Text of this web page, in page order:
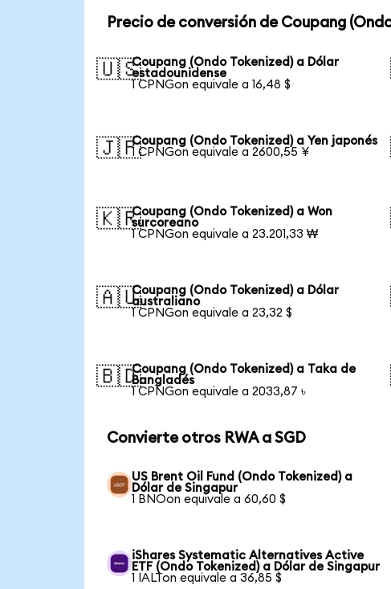
Precio de conversión de Coupang
🇺🇸Coupang (Ondo Tokenized) a Dólar
estadounidense
1 CPNGon equivale a 16,48 $
🇯🇵Coupang (Ondo Tokenized) a Yen japonés
1 CPNGon equivale a 2600,55 ¥
🇰🇷Coupang (Ondo Tokenized) a Won
surcoreano
1 CPNGon equivale a 23.201,33 ₩
🇦🇺Coupang (Ondo Tokenized) a Dólar
australiano
1 CPNGon equivale a 23,32 $
🇧🇩Coupang (Ondo Tokenized) a Taka de
Bangladés
1 CPNGon equivale a 2033,87 ৳
Convierte otros RWA a SGD
US Brent Oil Fund (Ondo Tokenized) a
Dólar de Singapur
1 BNOon equivale a 60,60 $
iShares Systematic Alternatives Active
ETF (Ondo Tokenized) a Dólar de Singapur
1 IALTon equivale a 36,85 $